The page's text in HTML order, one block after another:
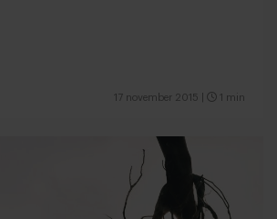
17 november 2015 1 min